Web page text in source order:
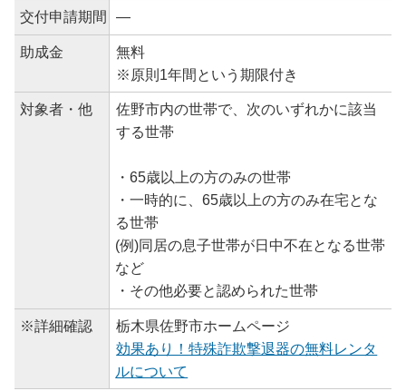
交付申請期間 ―
助成金
無料
※原則1年間という期限付き
対象者・他
佐野市内の世帯で、次のいずれかに該当
する世帯
・65歳以上の方のみの世帯
・一時的に、65歳以上の方のみ在宅とな
る世帯
(例)同居の息子世帯が日中不在となる世帯
など
・その他必要と認められた世帯
※詳細確認
栃木県佐野市ホームページ
効果あり！特殊詐欺撃退器の無料レンタ
ルについて